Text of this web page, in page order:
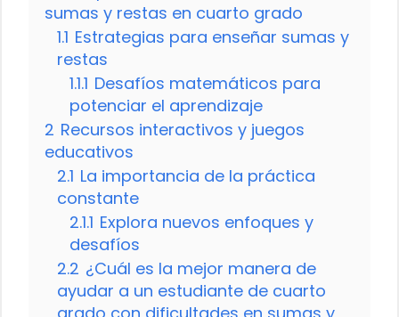
sumas y restas en cuarto grado
1.1 Estrategias para enseñar sumas y
restas
1.1.1 Desafíos matemáticos para
potenciar el aprendizaje
2 Recursos interactivos y juegos
educativos
2.1 La importancia de la práctica
constante
2.1.1 Explora nuevos enfoques y
desafíos
2.2 ¿Cuál es la mejor manera de
ayudar a un estudiante de cuarto